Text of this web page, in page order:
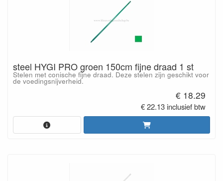
steel HYGI PRO groen 150cm fijne draad 1 st
Stelen met conische fijne draad. Deze stelen zijn geschikt voor
de voedingsnijverheid.
€ 18.29
€ 22.13 inclusief btw